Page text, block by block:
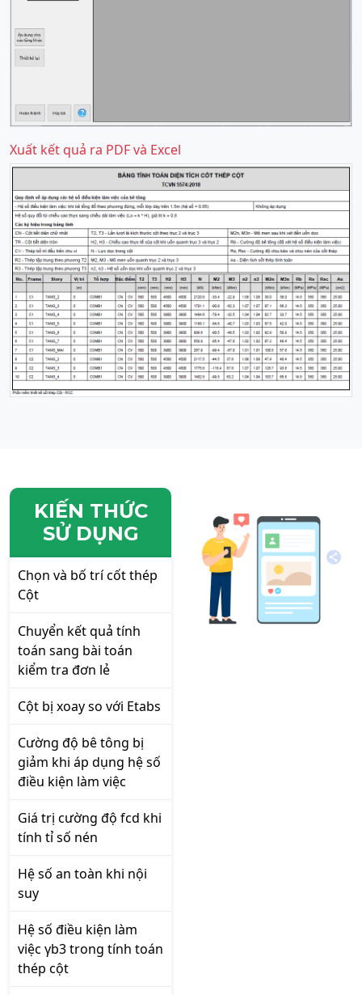
Xuất kết quả ra PDF và Excel
KIẾN THỨC
SỬ DỤNG
Chọn và bố trí cốt thép
Cột
Chuyển kết quả tính
toán sang bài toán
kiểm tra đơn lẻ
Cột bị xoay so với Etabs
Cường độ bê tông bị
giảm khi áp dụng hệ số
điều kiện làm việc
Giá trị cường độ fcd khi
tính tỉ số nén
Hệ số an toàn khi nội
suy
Hệ số điều kiện làm
việc γb3 trong tính toán
thép cột